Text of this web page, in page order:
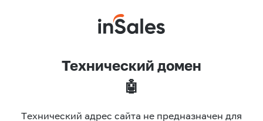
Технический домен
🤖
Технический адрес сайта не предназначен для